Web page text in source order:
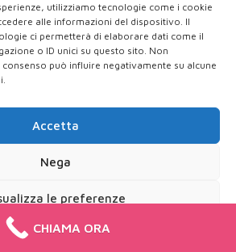
utilizziamo tecnologie come i cookie
alle informazioni del dispositivo. Il
ci permetterà di elaborare dati come il
o ID unici su questo sito. Non
può influire negativamente su alcune
Accetta
Nega
le preferenze
PolicyPrivacy Policy
CHIAMA ORA